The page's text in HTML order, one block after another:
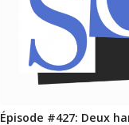
Épisode #427: Deux